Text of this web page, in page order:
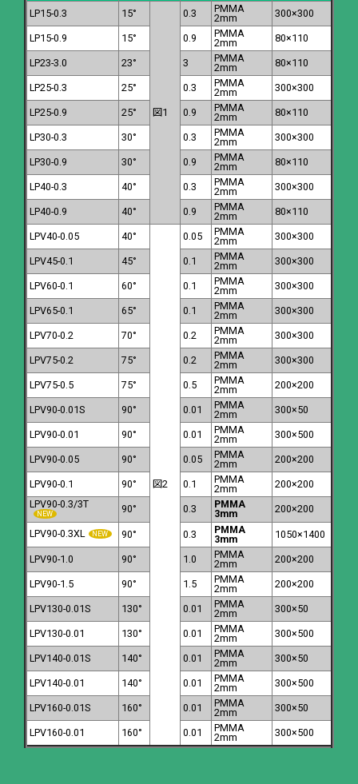
LP15-0.3
15°
図1
0.3
PMMA
2mm
300×300
LP15-0.9 15° 0.9
PMMA
2mm
80×110
LP23-3.0 23° 3
PMMA
2mm
80×110
LP25-0.3 25° 0.3
PMMA
2mm
300×300
LP25-0.9 25° 0.9
PMMA
2mm
80×110
LP30-0.3 30° 0.3
PMMA
2mm
300×300
LP30-0.9 30° 0.9
PMMA
2mm
80×110
LP40-0.3 40° 0.3
PMMA
2mm
300×300
LP40-0.9 40° 0.9
PMMA
2mm
80×110
LPV40-0.05 40°
図2
0.05
PMMA
2mm
300×300
LPV45-0.1 45° 0.1
PMMA
2mm
300×300
LPV60-0.1 60° 0.1
PMMA
2mm
300×300
LPV65-0.1 65° 0.1
PMMA
2mm
300×300
LPV70-0.2 70° 0.2
PMMA
2mm
300×300
LPV75-0.2 75° 0.2
PMMA
2mm
300×300
LPV75-0.5 75° 0.5
PMMA
2mm
200×200
LPV90-0.01S 90° 0.01
PMMA
2mm
300×50
LPV90-0.01 90° 0.01
PMMA
2mm
300×500
LPV90-0.05 90° 0.05
PMMA
2mm
200×200
LPV90-0.1 90° 0.1
PMMA
2mm
200×200
LPV90-0.3/3T
90° 0.3
PMMA
3mm
200×200
LPV90-0.3XL 90° 0.3
PMMA
3mm
1050×1400
LPV90-1.0 90° 1.0
PMMA
2mm
200×200
LPV90-1.5 90° 1.5
PMMA
2mm
200×200
LPV130-0.01S 130° 0.01
PMMA
2mm
300×50
LPV130-0.01 130° 0.01
PMMA
2mm
300×500
LPV140-0.01S 140° 0.01
PMMA
2mm
300×50
LPV140-0.01 140° 0.01
PMMA
2mm
300×500
LPV160-0.01S 160° 0.01
PMMA
2mm
300×50
LPV160-0.01 160° 0.01
PMMA
2mm
300×500